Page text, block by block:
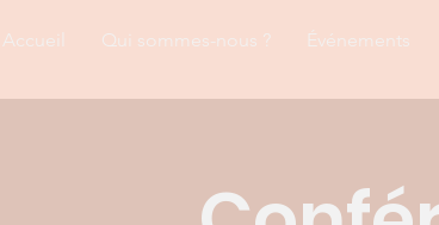
Accueil Qui sommes-nous ? Événements